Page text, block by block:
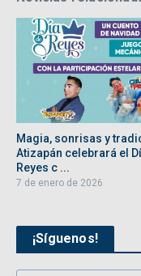
Magia, sonrisas y
Atizapán celebrará el
Reyes c ...
7 de enero de 2026
¡Síguenos!